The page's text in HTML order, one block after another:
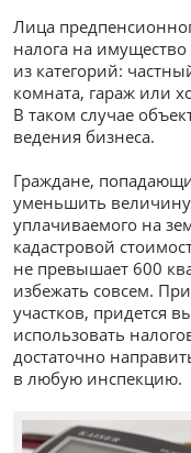
Лица
налога на
из категорий:
комната, гараж или
В таком случае
ведения бизнеса.
Граждане,
уменьшить величину
уплачиваемого на
кадастровой
не превышает 600
избежать совсем.
участков, придется
использовать
достаточно
в любую инспекцию.